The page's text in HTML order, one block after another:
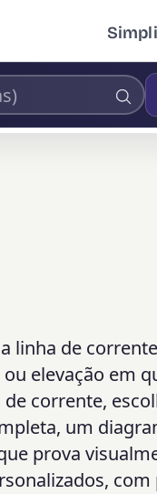
linha de
elevação em
corrente,
um
prova
com